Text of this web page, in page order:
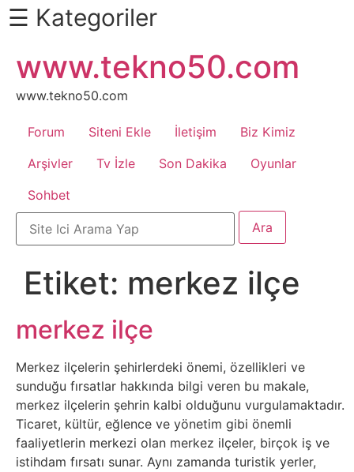
Daha
Fazlası
İçin
Kaydır
Android
Apk
Arabalar
Bankacılık
İşlemleri
Belgesel
Bilgi
Bilgisayar
☰ Kategoriler
atla
www.tekno50.com
www.tekno50.com
Forum Siteni Ekle İletişim
Biz Kimiz
Arşivler
Tv İzle Son Dakika
Oyunlar
Sohbet
Etiket: merkez ilçe
merkez ilçe
Merkez ilçelerin şehirlerdeki önemi, özellikleri ve
sunduğu fırsatlar hakkında bilgi veren bu makale,
merkez ilçelerin şehrin kalbi olduğunu vurgulamaktadır.
Ticaret, kültür, eğlence ve yönetim gibi önemli
faaliyetlerin merkezi olan merkez ilçeler, birçok iş ve
istihdam fırsatı sunar. Aynı zamanda turistik yerler,